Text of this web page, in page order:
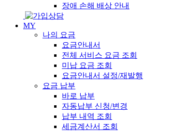
장애 손해 배상 안내
MY
나의 요금
요금안내서
전체 서비스 요금 조회
미납 요금 조회
요금안내서 설정/재발행
요금 납부
바로 납부
자동납부 신청/변경
납부 내역 조회
세금계산서 조회